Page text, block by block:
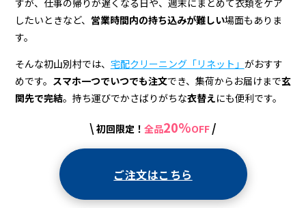
宅
配
ク
リ
すが、仕事の帰りが遅くなる日や、週末にまとめて衣類をケア
したいときなど、 営業時間内の持ち込みが難しい場面もありま
す。
そんな初山別村では、 宅配クリーニング「リネット」 がおすす
めです。 スマホ一つでいつでも注文でき、集荷からお届けまで玄
関先で完結。持ち運びでかさばりがちな衣替えにも便利です。
\ 初回限定！ 全品20%OFF /
ご注文はこちら